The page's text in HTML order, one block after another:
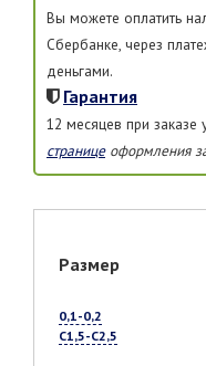
Вы можете оплатить
Сбербанке, через
деньгами.
Гарантия
12 месяцев при заказе
страницеоформления
Размер
0,1-0,2
С1,5-С2,5